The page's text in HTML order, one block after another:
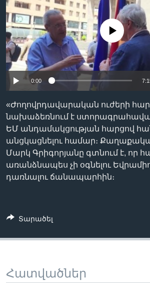
Լեզուներ
No media source currently
0:00
«Ժողովրդավարական ուժերի
նախաձեռնում է
ԵՄ անդամակցության հարցով
անցկացնելու համար։
Մարկ Գրիգորյանը գտնում է, որ
առանձնապես չի օգնելու
դառնալու ճանապարհին։
Տարածել
Հատվածներ